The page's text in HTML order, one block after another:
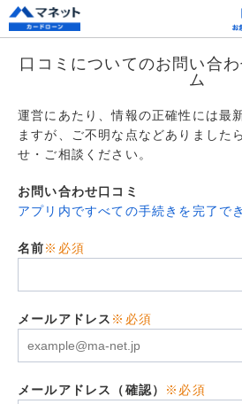
口コミについてのお問い合
ム
運営にあたり、情報の正確性には最
ますが、ご不明な点などありました
せ・ご相談ください。
お問い合わせ口コミ
アプリ内ですべての手続きを完了で
名前※必須
メールアドレス ※必須
メールアドレス（確認） ※必須